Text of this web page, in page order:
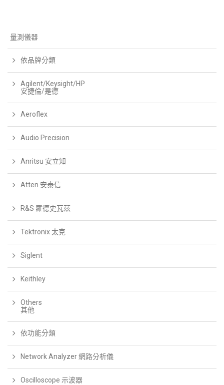
量測儀器
依品牌分類
Agilent/Keysight/HP
安捷倫/是德
Aeroflex
Audio Precision
Anritsu 安立知
Atten 安泰信
R&S 羅德史瓦茲
Tektronix 太克
Siglent
Keithley
Others
其他
依功能分類
Network Analyzer 網路分析儀
Oscilloscope 示波器